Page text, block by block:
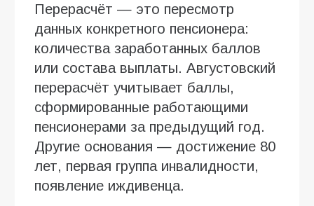
Перерасчёт — это пересмотр
данных конкретного пенсионера:
количества заработанных баллов
или состава выплаты. Августовский
перерасчёт учитывает баллы,
сформированные работающими
пенсионерами за предыдущий год.
Другие основания — достижение 80
лет, первая группа инвалидности,
появление иждивенца.